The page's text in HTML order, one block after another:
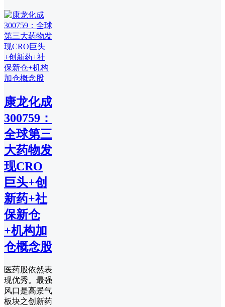
康龙化成
300759：
全球第三
大药物发
现CRO
巨头+创
新药+社
保新仓
+机构加
仓概念股
医药股依然表
现优秀。最强
风口是高景气
板块之创新药